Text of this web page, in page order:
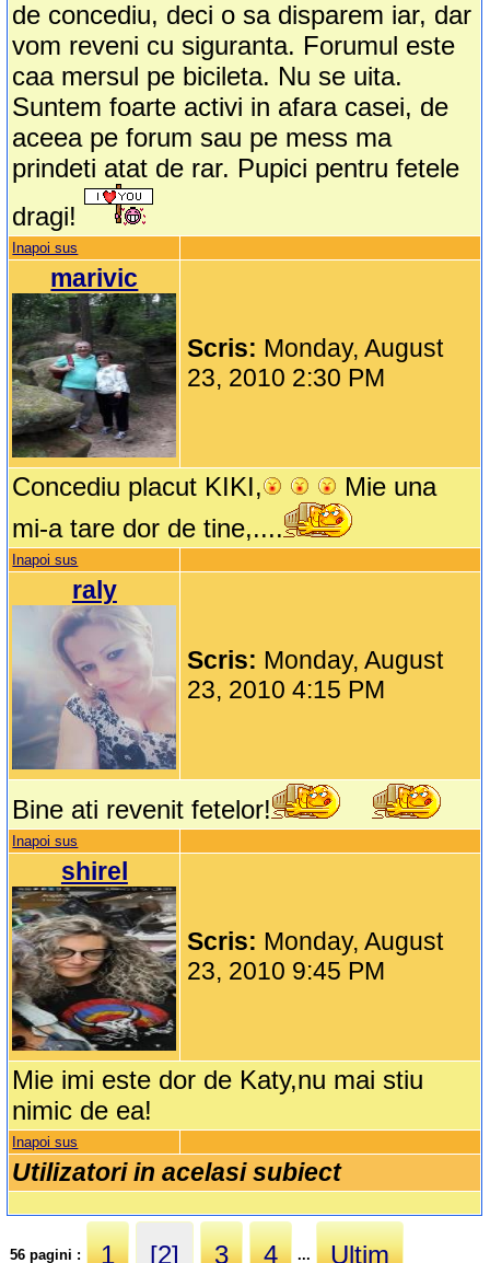
de concediu, deci o sa disparem iar, dar
vom reveni cu siguranta. Forumul este
caa mersul pe bicileta. Nu se uita.
Suntem foarte activi in afara casei, de
aceea pe forum sau pe mess ma
prindeti atat de rar. Pupici pentru fetele
dragi!
Inapoi sus
marivic
Scris: Monday, August
23, 2010 2:30 PM
Concediu placut KIKI,
Mie una
mi-a tare dor de tine,....
Inapoi sus
raly
Scris: Monday, August
23, 2010 4:15 PM
Bine ati revenit fetelor!
Inapoi sus
shirel
Scris: Monday, August
23, 2010 9:45 PM
Mie imi este dor de Katy,nu mai stiu
nimic de ea!
Inapoi sus
Utilizatori in acelasi subiect
56 pagini : 1 [2] 3 4 ... Ultim